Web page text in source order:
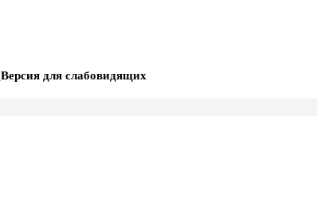
Версия для слабовидящих